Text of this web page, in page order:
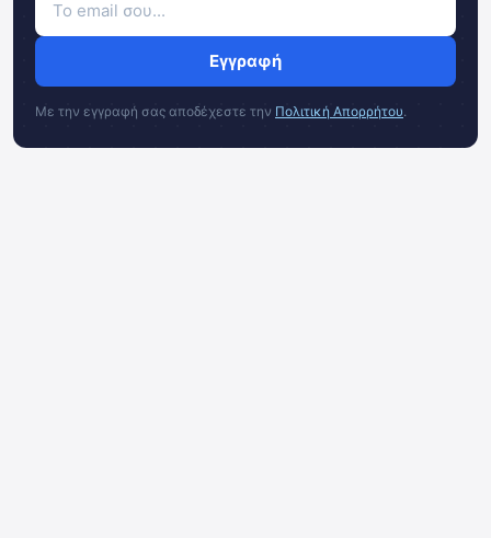
Εγγραφή
Με την εγγραφή σας αποδέχεστε την Πολιτική Απορρήτου.